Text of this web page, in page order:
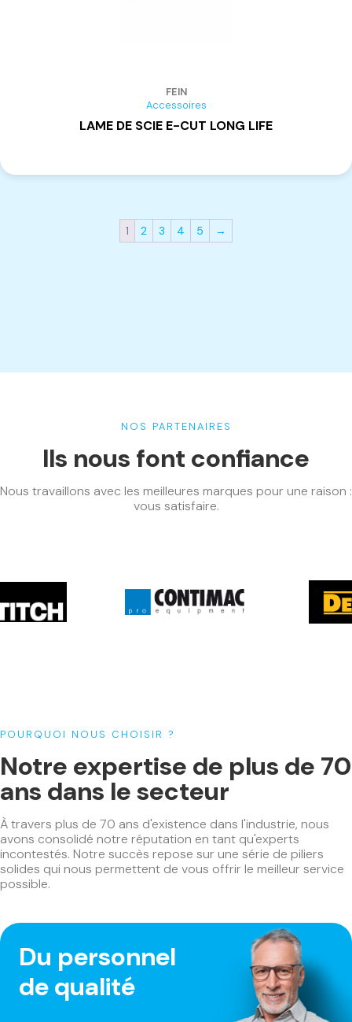
FEIN
Accessoires
LAME DE SCIE E-CUT LONG LIFE
1 2 3 4 5 →
NOS PARTENAIRES
Ils nous font confiance
Nous travaillons avec les meilleures marques pour une raison :
vous satisfaire.
POURQUOI NOUS CHOISIR ?
Notre expertise de plus de 70
ans dans le secteur
À travers plus de 70 ans d'existence dans l'industrie, nous
avons consolidé notre réputation en tant qu'experts
incontestés. Notre succès repose sur une série de piliers
solides qui nous permettent de vous offrir le meilleur service
possible.
Du personnel
de qualité